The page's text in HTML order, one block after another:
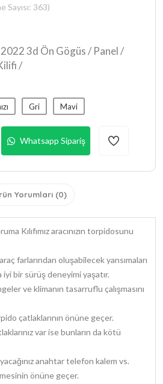
Sayısı: 363)
3d Ön Gögüs / Panel /
/
Gri Mavi
Whatsapp Sipariş
Yorumları (0)
Kılıfımız aracınızın torpidosunu
farlarından oluşabilecek yansımaları
bir sürüş deneyimi yaşatır.
ve klimanın tasarruflu çalışmasını
çatlaklarının önüne geçer.
var ise bunların da kötü
anahtar telefon kalem vs.
önüne geçer.